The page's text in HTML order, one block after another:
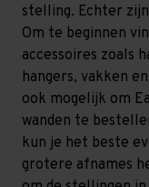
stelling. Echter
Om te beginnen
accessoires zoals
hangers, vakken
ook mogelijk om
wanden te
kun je het beste
grotere afnames